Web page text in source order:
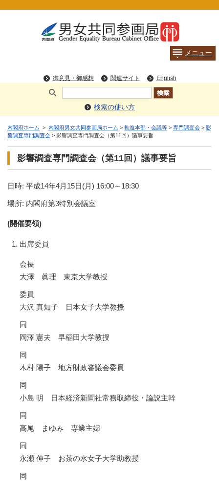
検索の使い方
内閣府ホーム > 内閣府男女共同参画局ホーム > 推進本部・会議等 > 専門調査会 > 影
響調査専門調査会 > 影響調査専門調査会（第11回）議事要旨
影響調査専門調査会（第11回）議事要旨
日時: 平成14年4月15日(月) 16:00～18:30
場所: 内閣府第3特別会議室
(開催要領)
出席委員
会長
大澤 眞理 東京大学教授
委員
大沢 真知子 日本女子大学教授
同
岡澤 憲夫 早稲田大学教授
同
木村 陽子 地方財政審議会委員
同
小島 明 日本経済新聞社常務取締役・論説主幹
同
高尾 まゆみ 専業主婦
同
永瀬 伸子 お茶の水女子大学助教授
同